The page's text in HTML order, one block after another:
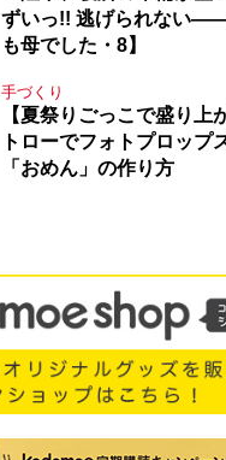
ずいっ!! 逃げられない
も母でした・8】
手づくり
【夏祭りごっこで盛り上
トローでフォトプロップ
「おめん」の作り方